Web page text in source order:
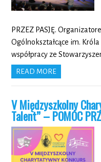
PRZEZ PASJĘ.
Ogólnokształcące im.
współpracy ze
READ MORE
V Międzyszkolny
Talent” – POMOC